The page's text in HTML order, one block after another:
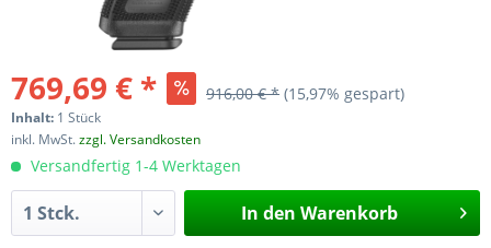
769,69 € * 916,00 € * (15,97% gespart)
Inhalt: 1 Stück
inkl. MwSt.zzgl. Versandkosten
Versandfertig 1-4 Werktagen
In den Warenkorb